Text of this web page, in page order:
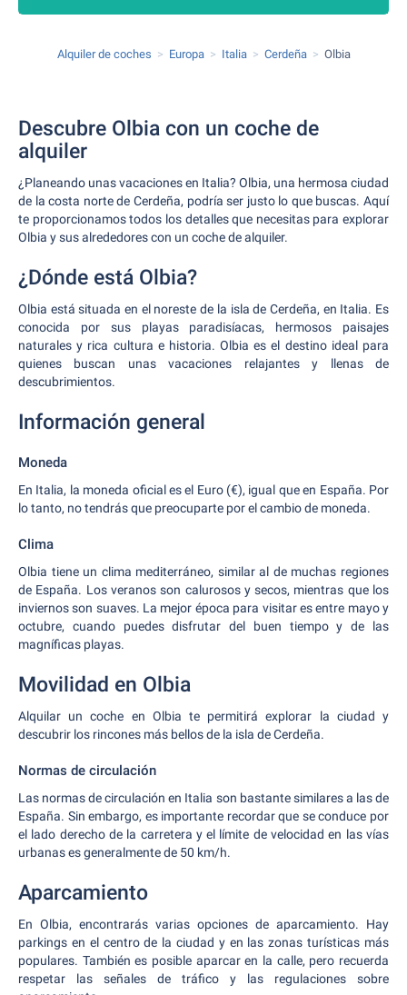
Alquiler de coches Europa Italia Cerdeña Olbia
Descubre Olbia con un coche de
alquiler
¿Planeando unas vacaciones en Italia? Olbia, una hermosa ciudad
de la costa norte de Cerdeña, podría ser justo lo que buscas. Aquí
te proporcionamos todos los detalles que necesitas para explorar
Olbia y sus alrededores con un coche de alquiler.
¿Dónde está Olbia?
Olbia está situada en el noreste de la isla de Cerdeña, en Italia. Es
conocida por sus playas paradisíacas, hermosos paisajes
naturales y rica cultura e historia. Olbia es el destino ideal para
quienes buscan unas vacaciones relajantes y llenas de
descubrimientos.
Información general
Moneda
En Italia, la moneda oficial es el Euro (€), igual que en España. Por
lo tanto, no tendrás que preocuparte por el cambio de moneda.
Clima
Olbia tiene un clima mediterráneo, similar al de muchas regiones
de España. Los veranos son calurosos y secos, mientras que los
inviernos son suaves. La mejor época para visitar es entre mayo y
octubre, cuando puedes disfrutar del buen tiempo y de las
magníficas playas.
Movilidad en Olbia
Alquilar un coche en Olbia te permitirá explorar la ciudad y
descubrir los rincones más bellos de la isla de Cerdeña.
Normas de circulación
Las normas de circulación en Italia son bastante similares a las de
España. Sin embargo, es importante recordar que se conduce por
el lado derecho de la carretera y el límite de velocidad en las vías
urbanas es generalmente de 50 km/h.
Aparcamiento
En Olbia, encontrarás varias opciones de aparcamiento. Hay
parkings en el centro de la ciudad y en las zonas turísticas más
populares. También es posible aparcar en la calle, pero recuerda
respetar las señales de tráfico y las regulaciones sobre